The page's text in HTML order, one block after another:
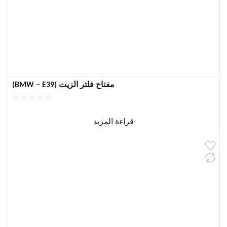
مفتاح فلتر الزيت (BMW – E39)
قراءة المزيد